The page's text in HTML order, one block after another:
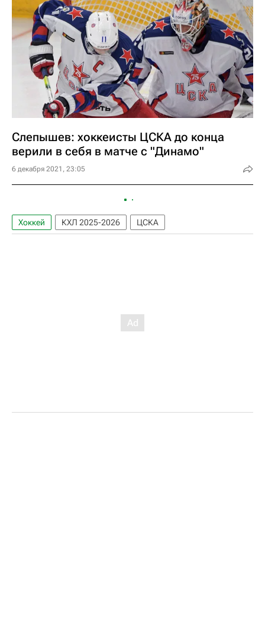
Слепышев: хоккеисты ЦСКА до конца
верили в себя в матче с "Динамо"
6 декабря 2021, 23:05
Хоккей КХЛ 2025-2026 ЦСКА